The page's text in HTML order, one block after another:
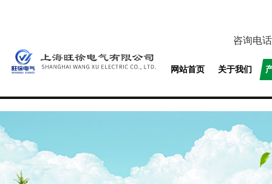
咨询电
网站首页 关于我们